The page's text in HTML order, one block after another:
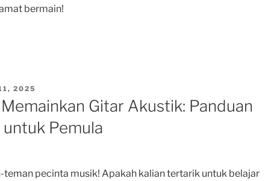
bermain!
2025
Gitar Akustik: Panduan
Pemula
teman pecinta musik! Apakah kalian tertarik untuk belajar